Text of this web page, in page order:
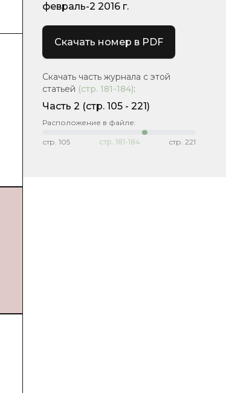
февраль-2 2016 г.
Скачать номер в PDF
Скачать часть журнала с этой
статьей (стр. 181-184):
Часть 2 (cтр. 105 - 221)
Расположение в файле:
стр. 105 стр. 181-184 стр. 221